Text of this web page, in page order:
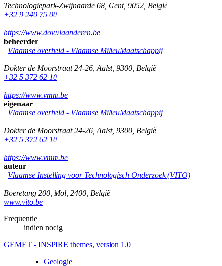
Technologiepark-Zwijnaarde 68 Gent, 9052 België
+32 9 240 75 00
https://www.dov.vlaanderen.be
beheerder
Vlaamse overheid - Vlaamse MilieuMaatschappij
Dokter de Moorstraat 24-26 Aalst, 9300 België
+32 5 372 62 10
https://www.vmm.be
eigenaar
Vlaamse overheid - Vlaamse MilieuMaatschappij
Dokter de Moorstraat 24-26 Aalst, 9300 België
+32 5 372 62 10
https://www.vmm.be
auteur
Vlaamse Instelling voor Technologisch Onderzoek (VITO)
Boeretang 200 Mol 2400 België
www.vito.be
Frequentie
indien nodig
GEMET - INSPIRE themes, version 1.0
Geologie